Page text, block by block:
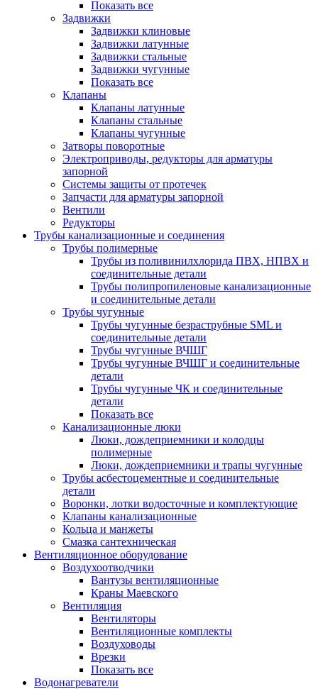
Показать все
Задвижки
Задвижки клиновые
Задвижки латунные
Задвижки стальные
Задвижки чугунные
Показать все
Клапаны
Клапаны латунные
Клапаны стальные
Клапаны чугунные
Затворы поворотные
Электроприводы, редукторы для арматуры
запорной
Системы защиты от протечек
Запчасти для арматуры запорной
Вентили
Редукторы
Трубы канализационные и соединения
Трубы полимерные
Трубы из поливинилхлорида ПВХ, НПВХ и
соединительные детали
Трубы полипропиленовые канализационные
и соединительные детали
Трубы чугунные
Трубы чугунные безраструбные SML и
соединительные детали
Трубы чугунные ВЧШГ
Трубы чугунные ВЧШГ и соединительные
детали
Трубы чугунные ЧК и соединительные
детали
Показать все
Канализационные люки
Люки, дождеприемники и колодцы
полимерные
Люки, дождеприемники и трапы чугунные
Трубы асбестоцементные и соединительные
детали
Воронки, лотки водосточные и комплектующие
Клапаны канализационные
Кольца и манжеты
Смазка сантехническая
Вентиляционное оборудование
Воздухоотводчики
Вантузы вентиляционные
Краны Маевского
Вентиляция
Вентиляторы
Вентиляционные комплекты
Воздуховоды
Врезки
Показать все
Водонагреватели